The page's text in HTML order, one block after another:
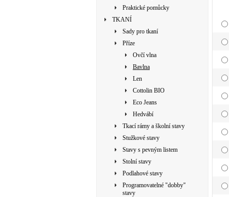
Praktické pomůcky
TKANÍ
Sady pro tkaní
Příze
Ovčí vlna
Bavlna
Len
Cottolin BIO
Eco Jeans
Hedvábí
Tkací rámy a školní stavy
Stužkové stavy
Stavy s pevným listem
Stolní stavy
Podlahové stavy
Programovatelné "dobby"
stavy